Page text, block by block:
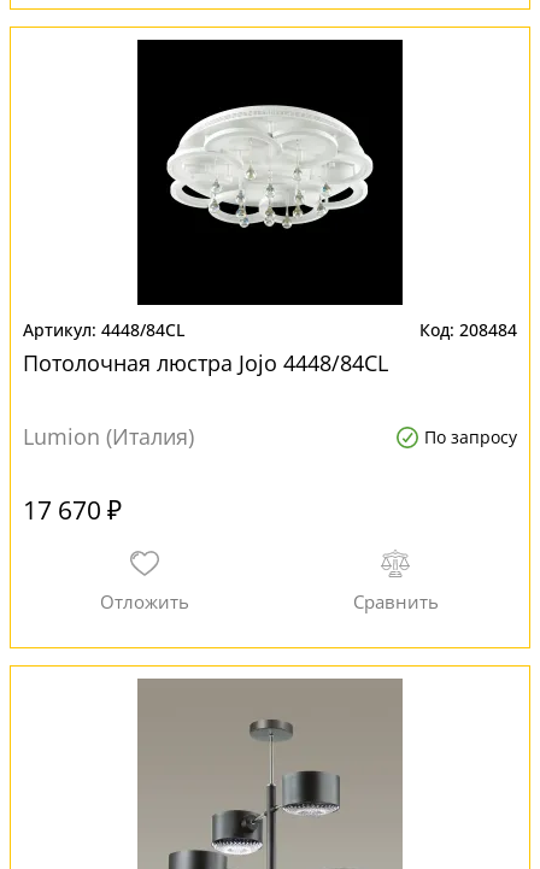
4448/84CL 208484
Потолочная люстра Jojo 4448/84CL
Lumion (Италия) По запросу
17 670 ₽